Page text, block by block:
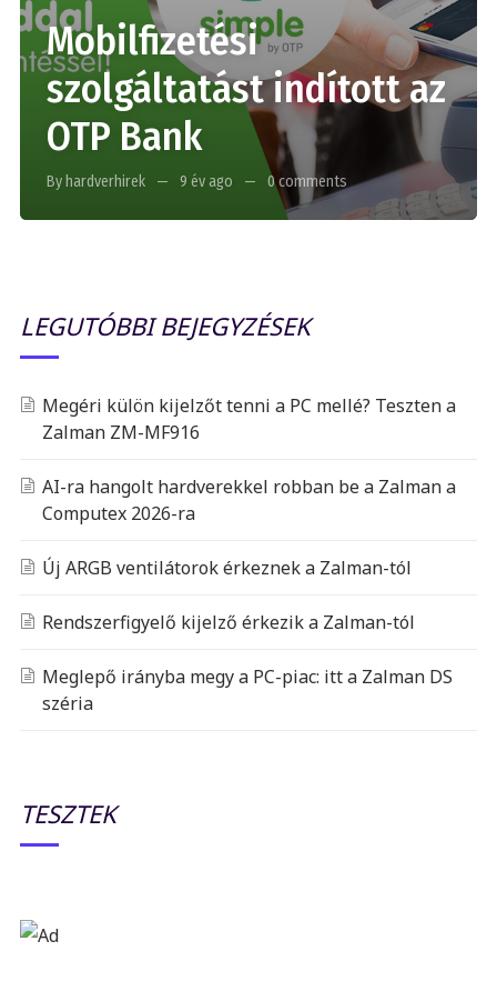
Mobilfizetési
szolgáltatást indított az
OTP Bank
By hardverhirek 9 év ago 0 comments
LEGUTÓBBI BEJEGYZÉSEK
Megéri külön kijelzőt tenni a PC mellé? Teszten a
Zalman ZM-MF916
AI-ra hangolt hardverekkel robban be a Zalman a
Computex 2026-ra
Új ARGB ventilátorok érkeznek a Zalman-tól
Rendszerfigyelő kijelző érkezik a Zalman-tól
Meglepő irányba megy a PC-piac: itt a Zalman DS
széria
TESZTEK